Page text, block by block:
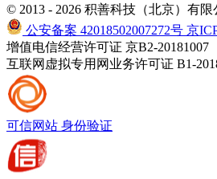
© 2013 - 2026 积善科技（北京）有限
公安备案 42018502007272号 京
增值电信经营许可证 京B2-20181007
互联网虚拟专用网业务许可证 B1-
可信网站 身份验证